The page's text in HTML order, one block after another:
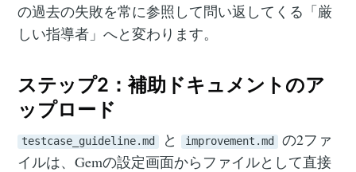
の過去の失敗を常に参照して問い返してくる「厳
しい指導者」へと変わります。
ステップ2：補助ドキュメントのア
ップロード
testcase_guideline.md と improvement.md
の2ファ
イルは、Gemの設定画面からファイルとして直接